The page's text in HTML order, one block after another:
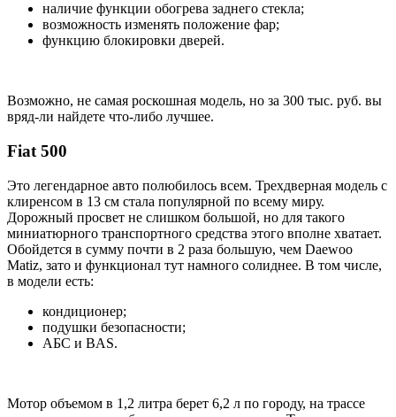
наличие функции обогрева заднего стекла;
возможность изменять положение фар;
функцию блокировки дверей.
Возможно, не самая роскошная модель, но за 300 тыс. руб. вы
вряд-ли найдете что-либо лучшее.
Fiat 500
Это легендарное авто полюбилось всем. Трехдверная модель с
клиренсом в 13 см стала популярной по всему миру.
Дорожный просвет не слишком большой, но для такого
миниатюрного транспортного средства этого вполне хватает.
Обойдется в сумму почти в 2 раза большую, чем Daewoo
Matiz, зато и функционал тут намного солиднее. В том числе,
в модели есть:
кондиционер;
подушки безопасности;
АБС и BAS.
Мотор объемом в 1,2 литра берет 6,2 л по городу, на трассе